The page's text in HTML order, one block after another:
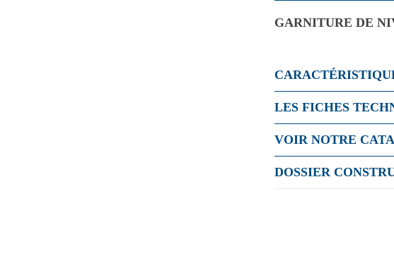
GARNITURE DE
LES FICHES
VOIR NOTRE
DOSSIER